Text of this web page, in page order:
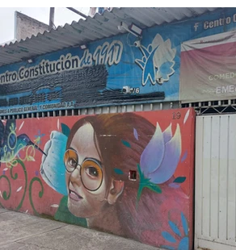
personal que no tienen la capacidad para
además de malos manejos en los recursos
parte de la máxima casa de estudios. El